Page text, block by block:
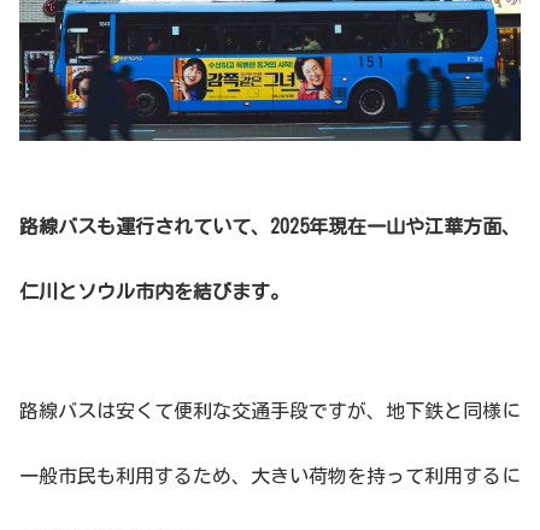
路線バスも運行されていて、2025年現在一山や江華方面、
仁川とソウル市内を結びます。
路線バスは安くて便利な交通手段ですが、地下鉄と同様に
一般市民も利用するため、大きい荷物を持って利用するに